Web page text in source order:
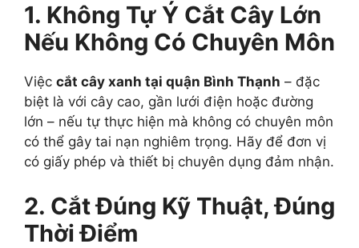
1. Không Tự Ý Cắt Cây Lớn
Nếu Không Có Chuyên Môn
Việc cắt cây xanh tại quận Bình Thạnh – đặc
biệt là với cây cao, gần lưới điện hoặc đường
lớn – nếu tự thực hiện mà không có chuyên môn
có thể gây tai nạn nghiêm trọng. Hãy để đơn vị
có giấy phép và thiết bị chuyên dụng đảm nhận.
2. Cắt Đúng Kỹ Thuật, Đúng
Thời Điểm